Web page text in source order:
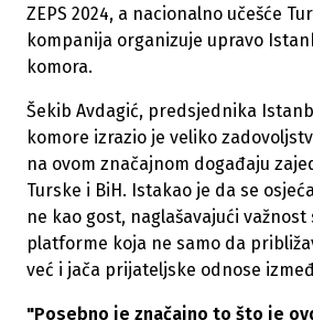
ZEPS 2024, a nacionalno učešće
kompanija organizuje upravo
komora.
Šekib Avdagić, predsjednika
komore izrazio je veliko
na ovom značajnom događaju
Turske i BiH. Istakao je da se
ne kao gost, naglašavajući važnost
platforme koja ne samo da
već i jača prijateljske odnose
"Posebno je značajno to što je